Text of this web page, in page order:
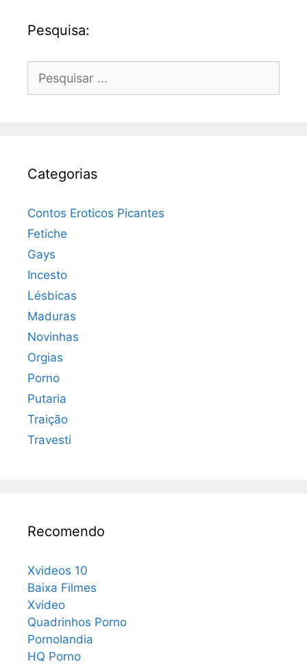
Pesquisa:
por:
Categorias
Contos Eroticos Picantes
Fetiche
Gays
Incesto
Lésbicas
Maduras
Novinhas
Orgias
Porno
Putaria
Traição
Travesti
Recomendo
Xvideos 10
Baixa Filmes
Xvideo
Quadrinhos Porno
Pornolandia
HQ Porno